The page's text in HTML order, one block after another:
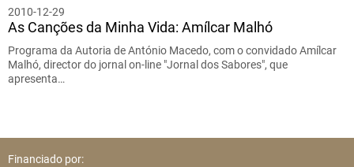
2010-12-29
As Canções da Minha Vida: Amílcar Malhó
Programa da Autoria de António Macedo, com o convidado Amílcar
Malhó, director do jornal on-line "Jornal dos Sabores", que
apresenta…
Financiado por: